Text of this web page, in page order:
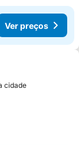
Ver preços
cidade